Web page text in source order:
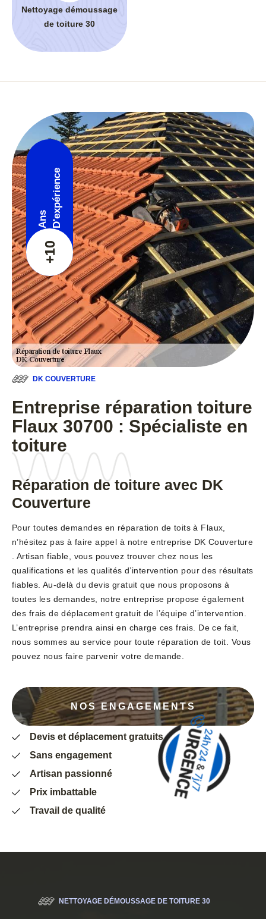
Nettoyage démoussage
de toiture 30
+10
Ans D'expérience
DK COUVERTURE
Entreprise réparation toiture
Flaux 30700 : Spécialiste en
toiture
Réparation de toiture avec DK
Couverture
Pour toutes demandes en réparation de toits à Flaux,
n’hésitez pas à faire appel à notre entreprise DK Couverture
. Artisan fiable, vous pouvez trouver chez nous les
qualifications et les qualités d’intervention pour des résultats
fiables. Au-delà du devis gratuit que nous proposons à
toutes les demandes, notre entreprise propose également
des frais de déplacement gratuit de l’équipe d’intervention.
L’entreprise prendra ainsi en charge ces frais. De ce fait,
nous sommes au service pour toute réparation de toit. Vous
pouvez nous faire parvenir votre demande.
NOS ENGAGEMENTS
Devis et déplacement gratuits
Sans engagement
Artisan passionné
Prix imbattable
Travail de qualité
NETTOYAGE DÉMOUSSAGE DE TOITURE 30